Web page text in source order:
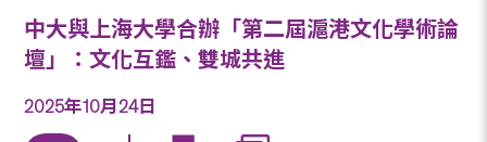
中大與上海大學合辦「第二屆滬港文化學術論
壇」：文化互鑑、雙城共進
2025年10月24日